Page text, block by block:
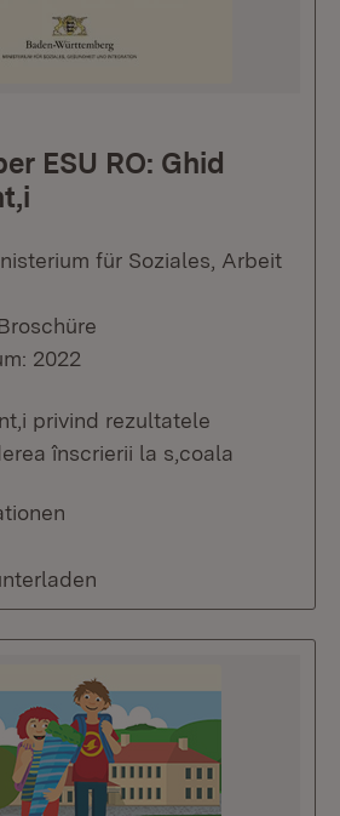
ESU RO: Ghid
für Soziales, Arbeit
2022
privind rezultatele
înscrierii la s,coala